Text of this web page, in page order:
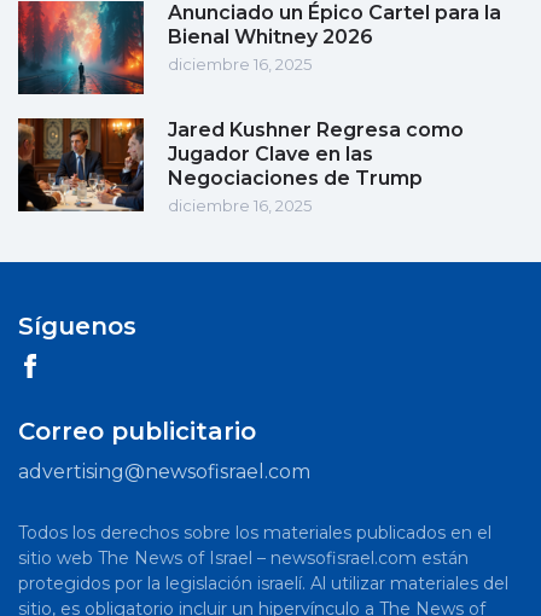
Anunciado un Épico Cartel para la
Bienal Whitney 2026
diciembre 16, 2025
Jared Kushner Regresa como
Jugador Clave en las
Negociaciones de Trump
diciembre 16, 2025
Síguenos
Correo publicitario
advertising@newsofisrael.com
Todos los derechos sobre los materiales publicados en el
sitio web The News of Israel – newsofisrael.com están
protegidos por la legislación israelí. Al utilizar materiales del
sitio, es obligatorio incluir un hipervínculo a The News of